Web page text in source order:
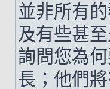
並非所有
及有些甚
詢問您為
長；他們